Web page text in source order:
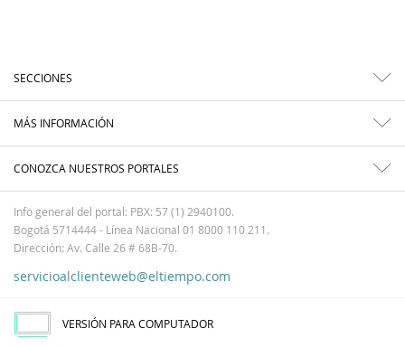
SECCIONES
MÁS INFORMACIÓN
CONOZCA NUESTROS PORTALES
Info general del portal: PBX: 57 (1) 2940100.
Bogotá 5714444 - Línea Nacional 01 8000 110 211.
Dirección: Av. Calle 26 # 68B-70.
servicioalclienteweb@eltiempo.com
VERSIÓN PARA COMPUTADOR